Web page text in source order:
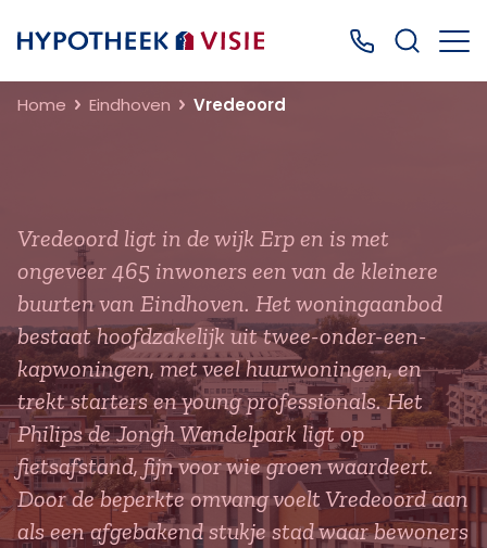
Terug naar home Bel ons: 0499
Home Eindhoven Vredeoord
Vredeoord ligt in de wijk Erp en is met
ongeveer 465 inwoners een van de kleinere
buurten van Eindhoven. Het woningaanbod
bestaat hoofdzakelijk uit twee-onder-een-
kapwoningen, met veel huurwoningen, en
trekt starters en young professionals. Het
Philips de Jongh Wandelpark ligt op
fietsafstand, fijn voor wie groen waardeert.
Door de beperkte omvang voelt Vredeoord aan
als een afgebakend stukje stad waar bewoners